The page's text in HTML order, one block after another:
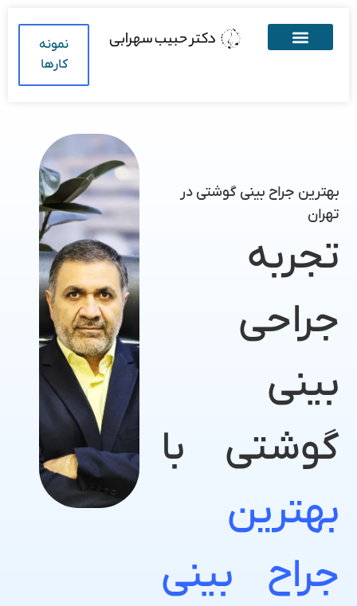
نمونه
کارها
بهترین جراح بینی گوشتی در
تهران
تجربه
جراحی
بینی
گوشتی با
بهترین
جراح بینی